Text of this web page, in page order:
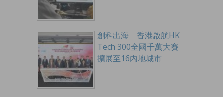
創科出海 香港啟航HK
Tech 300全國千萬大賽
擴展至16內地城市